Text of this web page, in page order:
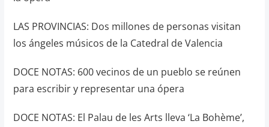
LAS PROVINCIAS: Dos millones de personas visitan
los ángeles músicos de la Catedral de Valencia
DOCE NOTAS: 600 vecinos de un pueblo se reúnen
para escribir y representar una ópera
DOCE NOTAS: El Palau de les Arts lleva ‘La Bohème’,